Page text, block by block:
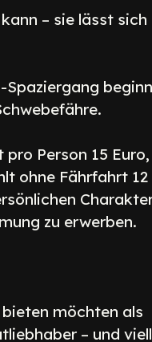
– sie lässt sich
Spaziergang
Person 15
ohne Fährfahrt 12
zu erwerben.
möchten als
– und